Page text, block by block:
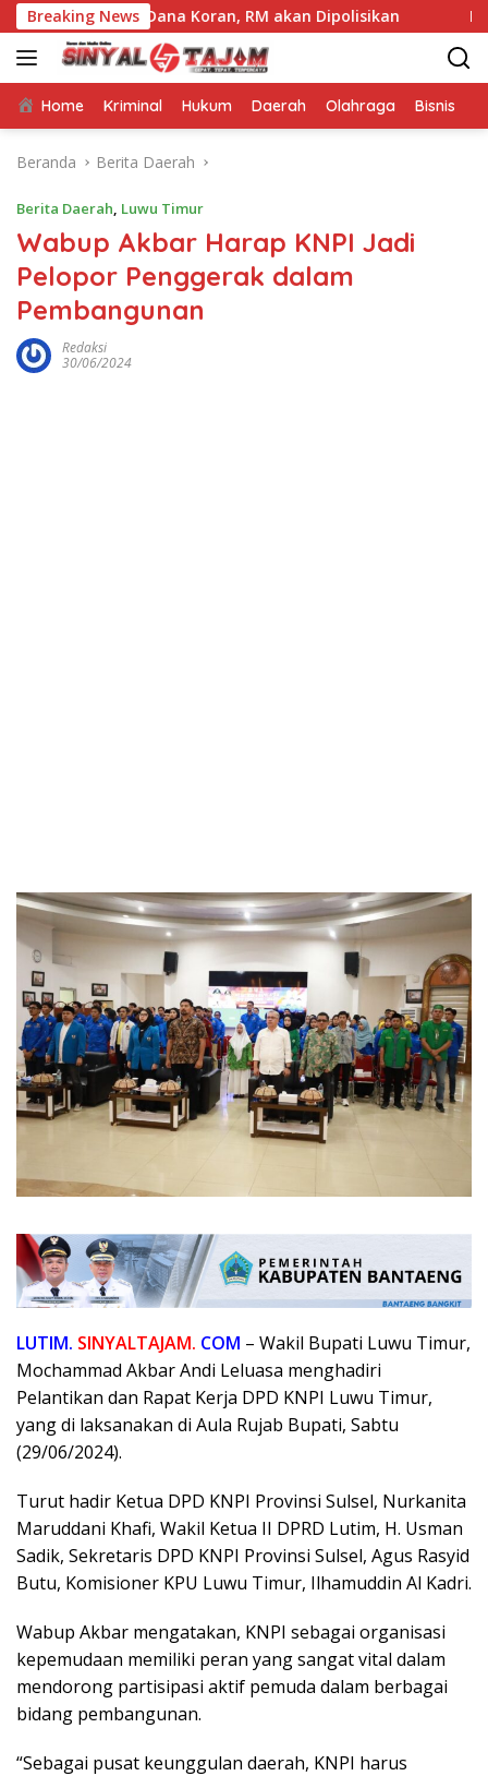
Langsung
ke
konten
Breaking News
Dana Koran, RM akan Dipolisikan Kejaksaan
Home Kriminal Hukum Daerah Olahraga Bisnis
Beranda Berita Daerah
Berita Daerah, Luwu Timur
Wabup Akbar Harap KNPI Jadi
Pelopor Penggerak dalam
Pembangunan
Redaksi
30/06/2024
LUTIM. SINYALTAJAM. COM – Wakil Bupati Luwu Timur,
Mochammad Akbar Andi Leluasa menghadiri
Pelantikan dan Rapat Kerja DPD KNPI Luwu Timur,
yang di laksanakan di Aula Rujab Bupati, Sabtu
(29/06/2024).
Turut hadir Ketua DPD KNPI Provinsi Sulsel, Nurkanita
Maruddani Khafi, Wakil Ketua II DPRD Lutim, H. Usman
Sadik, Sekretaris DPD KNPI Provinsi Sulsel, Agus Rasyid
Butu, Komisioner KPU Luwu Timur, Ilhamuddin Al Kadri.
Wabup Akbar mengatakan, KNPI sebagai organisasi
kepemudaan memiliki peran yang sangat vital dalam
mendorong partisipasi aktif pemuda dalam berbagai
bidang pembangunan.
“Sebagai pusat keunggulan daerah, KNPI harus